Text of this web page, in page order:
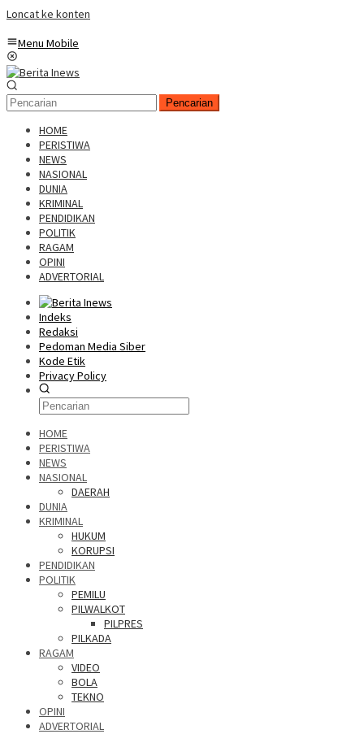
Loncat ke konten
Menu Mobile
Pencarian
HOME
PERISTIWA
NEWS
NASIONAL
DUNIA
KRIMINAL
PENDIDIKAN
POLITIK
RAGAM
OPINI
ADVERTORIAL
Indeks
Redaksi
Pedoman Media Siber
Kode Etik
Privacy Policy
HOME
PERISTIWA
NEWS
NASIONAL
DAERAH
DUNIA
KRIMINAL
HUKUM
KORUPSI
PENDIDIKAN
POLITIK
PEMILU
PILWALKOT
PILPRES
PILKADA
RAGAM
VIDEO
BOLA
TEKNO
OPINI
ADVERTORIAL